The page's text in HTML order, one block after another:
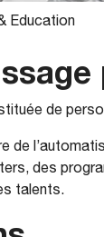
Education
de
de
des
talents.